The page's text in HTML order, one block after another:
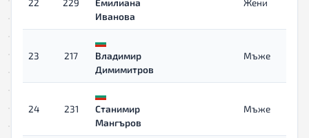
22 229
Емилиана
Иванова
Жени
23 217
Владимир
Димимитров
Мъже
24 231
Станимир
Мангъров
Мъже